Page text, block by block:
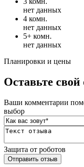
нет данных
4 комн.
нет данных
5+ комн.
нет данных
Планировки и цены
Оставьте
Ваши комментарии
выбор
Защита от роботов
Отправить отзыв